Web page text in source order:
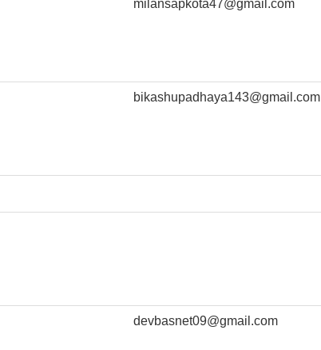
milansapkota47@gmail.com
bikashupadhaya143@gmail.com
devbasnet09@gmail.com